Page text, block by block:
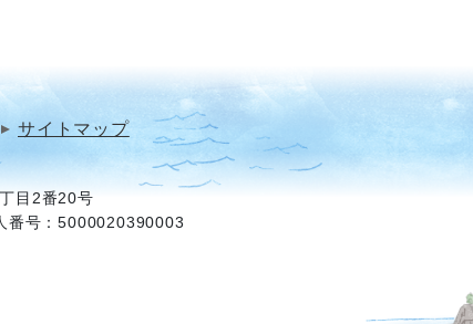
サイトマップ
目2番20号
番号：5000020390003